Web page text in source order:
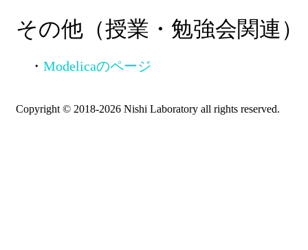
その他（授業・勉強会関連）
・ Modelicaのページ
Copyright © 2018-2026 Nishi Laboratory all rights reserved.